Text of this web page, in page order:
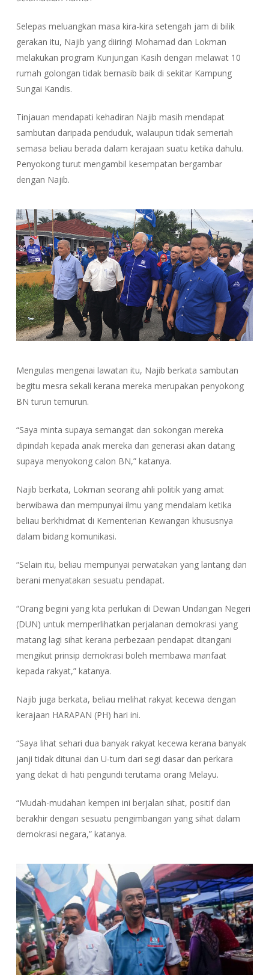
Selepas meluangkan masa kira-kira setengah jam di bilik
gerakan itu, Najib yang diiringi Mohamad dan Lokman
melakukan program Kunjungan Kasih dengan melawat 10
rumah golongan tidak bernasib baik di sekitar Kampung
Sungai Kandis.
Tinjauan mendapati kehadiran Najib masih mendapat
sambutan daripada penduduk, walaupun tidak semeriah
semasa beliau berada dalam kerajaan suatu ketika dahulu.
Penyokong turut mengambil kesempatan bergambar
dengan Najib.
Mengulas mengenai lawatan itu, Najib berkata sambutan
begitu mesra sekali kerana mereka merupakan penyokong
BN turun temurun.
“Saya minta supaya semangat dan sokongan mereka
dipindah kepada anak mereka dan generasi akan datang
supaya menyokong calon BN,” katanya.
Najib berkata, Lokman seorang ahli politik yang amat
berwibawa dan mempunyai ilmu yang mendalam ketika
beliau berkhidmat di Kementerian Kewangan khususnya
dalam bidang komunikasi.
“Selain itu, beliau mempunyai perwatakan yang lantang dan
berani menyatakan sesuatu pendapat.
“Orang begini yang kita perlukan di Dewan Undangan Negeri
(DUN) untuk memperlihatkan perjalanan demokrasi yang
matang lagi sihat kerana perbezaan pendapat ditangani
mengikut prinsip demokrasi boleh membawa manfaat
kepada rakyat,” katanya.
Najib juga berkata, beliau melihat rakyat kecewa dengan
kerajaan HARAPAN (PH) hari ini.
“Saya lihat sehari dua banyak rakyat kecewa kerana banyak
janji tidak ditunai dan U-turn dari segi dasar dan perkara
yang dekat di hati pengundi terutama orang Melayu.
“Mudah-mudahan kempen ini berjalan sihat, positif dan
berakhir dengan sesuatu pengimbangan yang sihat dalam
demokrasi negara,” katanya.